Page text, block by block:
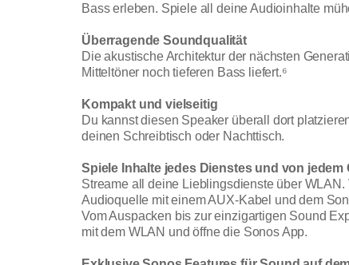
Bass erleben. Spiele all deine Audioinhalte
Überragende Soundqualität
Die akustische Architektur der nächsten
Mitteltöner noch tieferen Bass liefert.⁶
Kompakt und vielseitig
Du kannst diesen Speaker überall dort
deinen Schreibtisch oder Nachttisch.
Spiele Inhalte jedes Dienstes und von jedem
Streame all deine Lieblingsdienste über
Audioquelle mit einem AUX-Kabel und dem
Vom Auspacken bis zur einzigartigen Sound
mit dem WLAN und öffne die Sonos App.